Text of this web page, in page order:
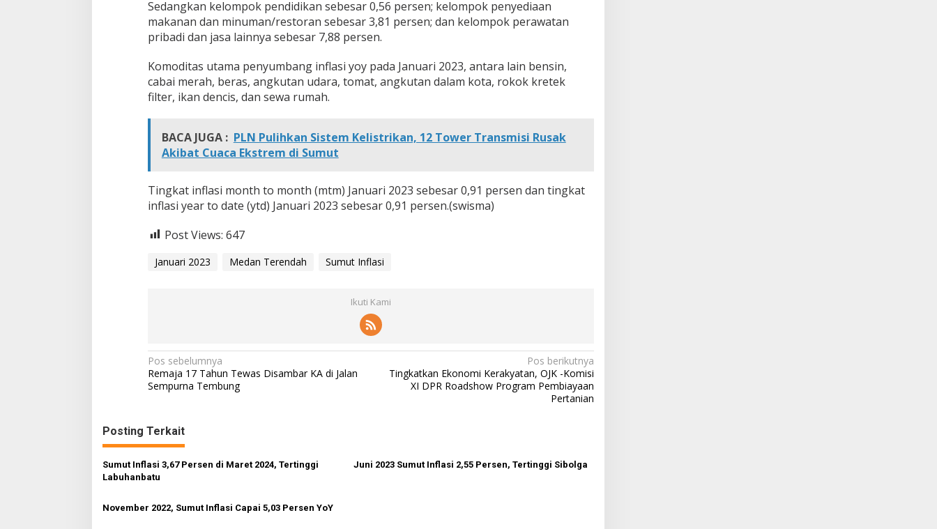
Sedangkan kelompok pendidikan sebesar 0,56 persen; kelompok penyediaan
makanan dan minuman/restoran sebesar 3,81 persen; dan kelompok perawatan
pribadi dan jasa lainnya sebesar 7,88 persen.
Komoditas utama penyumbang inflasi yoy pada Januari 2023, antara lain bensin,
cabai merah, beras, angkutan udara, tomat, angkutan dalam kota, rokok kretek
filter, ikan dencis, dan sewa rumah.
BACA JUGA : PLN Pulihkan Sistem Kelistrikan, 12 Tower Transmisi Rusak
Akibat Cuaca Ekstrem di Sumut
Tingkat inflasi month to month (mtm) Januari 2023 sebesar 0,91 persen dan tingkat
inflasi year to date (ytd) Januari 2023 sebesar 0,91 persen.(swisma)
Post Views: 647
Januari 2023 Medan Terendah Sumut Inflasi
Ikuti Kami
N
a
i
g
a
s
i
Pos sebelumnya
Remaja 17 Tahun Tewas Disambar KA di Jalan
Sempurna Tembung
Pos berikutnya
Tingkatkan Ekonomi Kerakyatan, OJK -Komisi
XI DPR Roadshow Program Pembiayaan
Pertanian
Posting Terkait
Sumut Inflasi 3,67 Persen di Maret 2024, Tertinggi
Labuhanbatu
Juni 2023 Sumut Inflasi 2,55 Persen, Tertinggi Sibolga
November 2022, Sumut Inflasi Capai 5,03 Persen YoY